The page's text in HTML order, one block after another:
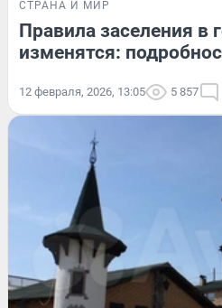
СТРАНА И МИР
Правила заселения в
изменятся:
12 февраля, 2026, 13:05 5 857